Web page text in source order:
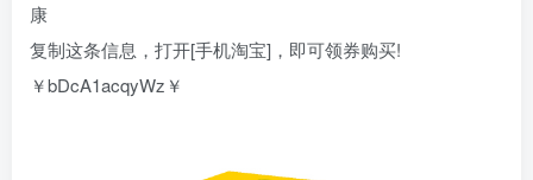
康
复制这条信息，打开[手机淘宝]，即可领券购买!
￥bDcA1acqyWz￥